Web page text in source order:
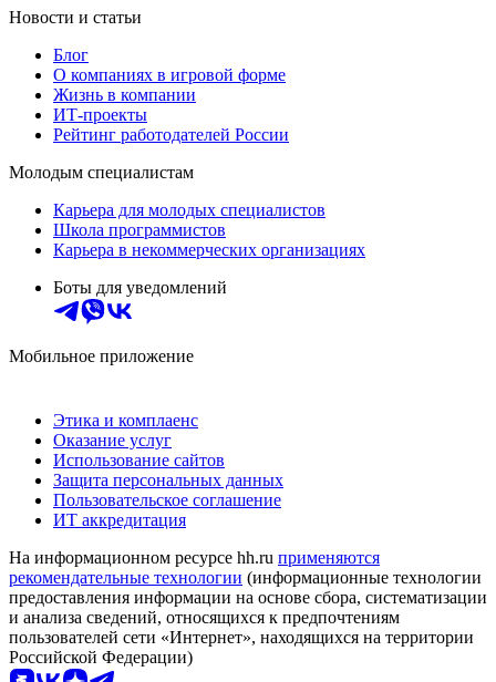
Новости и статьи
Блог
О компаниях в игровой форме
Жизнь в компании
ИТ-проекты
Рейтинг работодателей России
Молодым специалистам
Карьера для молодых специалистов
Школа программистов
Карьера в некоммерческих организациях
Боты для уведомлений
Мобильное приложение
Этика и комплаенс
Оказание услуг
Использование сайтов
Защита персональных данных
Пользовательское соглашение
ИТ аккредитация
На информационном ресурсе hh.ru применяются
рекомендательные технологии (информационные технологии
предоставления информации на основе сбора, систематизации
и анализа сведений, относящихся к предпочтениям
пользователей сети «Интернет», находящихся на территории
Российской Федерации)